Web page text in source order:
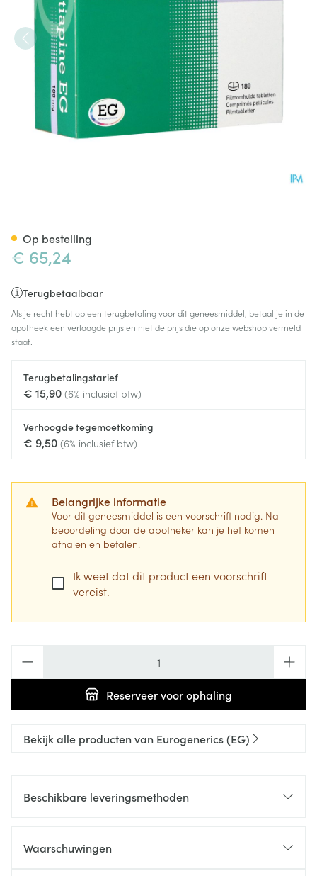
€ 65,24
Terugbetaalbaar
Als je recht hebt op een terugbetaling voor dit geneesmiddel, betaal je in de
apotheek een verlaagde prijs en niet de prijs die op onze webshop vermeld
staat.
Terugbetalingstarief
€ 15,90 (6% inclusief btw)
Verhoogde tegemoetkoming
€ 9,50 (6% inclusief btw)
Belangrijke informatie
Voor dit geneesmiddel is een voorschrift nodig. Na
beoordeling door de apotheker kan je het komen
afhalen en betalen.
Ik weet dat dit product een voorschrift
vereist.
Reserveervoor ophaling
Op bestelling
Bekijk alle producten van Eurogenerics (EG)
Beschikbare leveringsmethoden
Waarschuwingen